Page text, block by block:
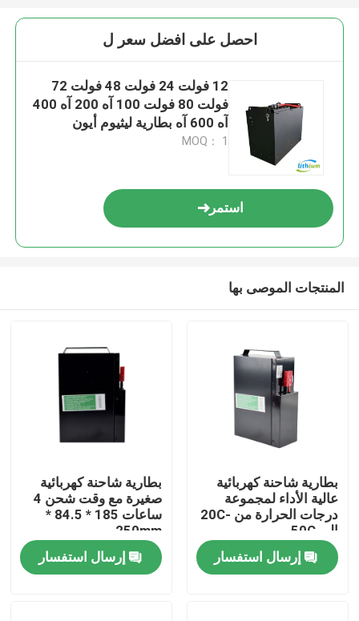
بيت
منتجات
احصل على افضل سعر ل
12 فولت 24 فولت 48 فولت 72
فولت 80 فولت 100 آه 200 آه 400
آه 600 آه بطارية ليثيوم أيون
LiFePO4 لنظام تخزين الطاقة
MOQ： 1
استمر
المنتجات الموصى بها
بطارية شاحنة كهربائية
عالية الأداء لمجموعة
درجات الحرارة من -20C
إلى 50C
إرسال استفسار
بطارية شاحنة كهربائية
صغيرة مع وقت شحن 4
ساعات 185 * 84.5 *
250mm
إرسال استفسار